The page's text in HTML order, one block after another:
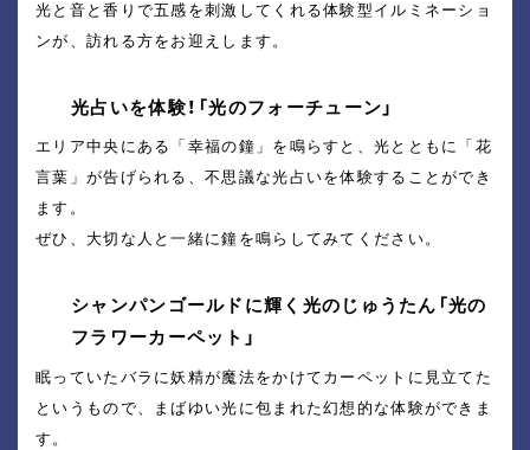
光と音と香りで五感を刺激してくれる体験型イルミネーショ
ンが、訪れる方をお迎えします。
光占いを体験！「光のフォーチューン」
エリア中央にある「幸福の鐘」を鳴らすと、光とともに「花
言葉」が告げられる、不思議な光占いを体験することができ
ます。
ぜひ、大切な人と一緒に鐘を鳴らしてみてください。
シャンパンゴールドに輝く光のじゅうたん「光の
フラワーカーペット」
眠っていたバラに妖精が魔法をかけてカーペットに見立てた
というもので、まばゆい光に包まれた幻想的な体験ができま
す。